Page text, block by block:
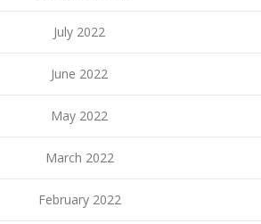
July 2022
June 2022
May 2022
March 2022
February 2022